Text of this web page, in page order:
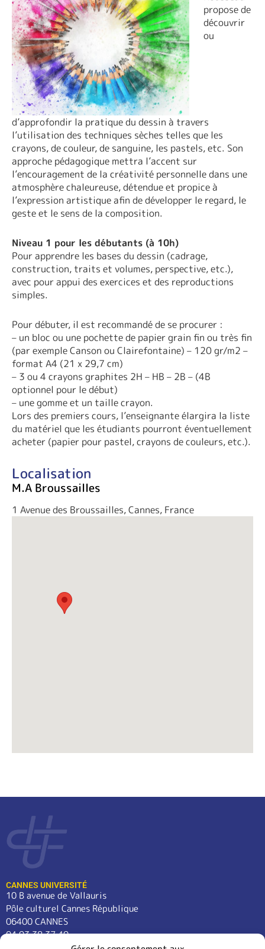
propose de
découvrir
ou
d’approfondir la pratique du dessin à travers
l’utilisation des techniques sèches telles que les
crayons, de couleur, de sanguine, les pastels, etc. Son
approche pédagogique mettra l’accent sur
l’encouragement de la créativité personnelle dans une
atmosphère chaleureuse, détendue et propice à
l’expression artistique afin de développer le regard, le
geste et le sens de la composition.
Niveau 1 pour les débutants (à 10h)
Pour apprendre les bases du dessin (cadrage,
construction, traits et volumes, perspective, etc.),
avec pour appui des exercices et des reproductions
simples.
Pour débuter, il est recommandé de se procurer :
– un bloc ou une pochette de papier grain fin ou très fin
(par exemple Canson ou Clairefontaine) – 120 gr/m2 –
format A4 (21 x 29,7 cm)
– 3 ou 4 crayons graphites 2H – HB – 2B – (4B
optionnel pour le début)
– une gomme et un taille crayon.
Lors des premiers cours, l’enseignante élargira la liste
du matériel que les étudiants pourront éventuellement
acheter (papier pour pastel, crayons de couleurs, etc.).
Localisation
M.A Broussailles
1 Avenue des Broussailles, Cannes, France
CANNES UNIVERSITÉ
10 B avenue de Vallauris
Pôle culturel Cannes République
06400 CANNES
04 93 38 37 49